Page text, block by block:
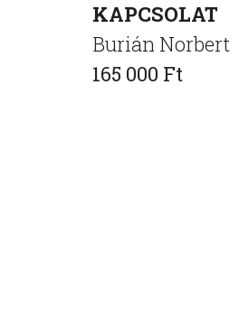
KAPCSOLAT
Burián Norbert
165 000 Ft